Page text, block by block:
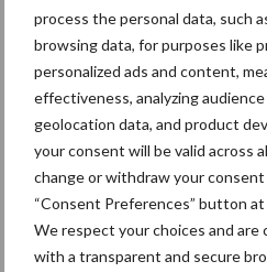
process the personal data, such
browsing data, for purposes like
personalized ads and content,
effectiveness, analyzing
geolocation data, and product
your consent will be valid across
change or withdraw your
“Consent Preferences” button
We respect your choices and
with a transparent and secure
blauwtong
Het is maar beperkt te voorspellen
vaccins zich zal ontwikkelen.
vooral op de inzet van de eerste
zullen komen gefocust. Als na
strategie nodig blijkt, zal daar
worden vanuit de betrokken